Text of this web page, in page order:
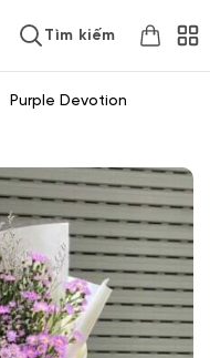
Tìm kiếm
Purple Devotion